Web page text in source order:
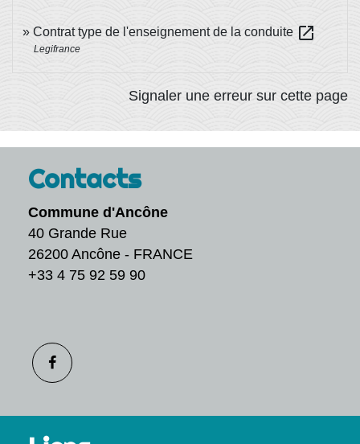
Contrat type de l'enseignement de la conduite open_in_new
Legifrance
Signaler une erreur sur cette page
Contacts
Commune d'Ancône
40 Grande Rue
26200 Ancône - FRANCE
+33 4 75 92 59 90